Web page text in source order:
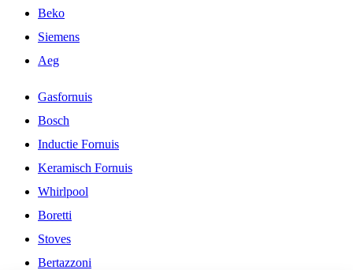
Beko
Siemens
Aeg
Gasfornuis
Bosch
Inductie Fornuis
Keramisch Fornuis
Whirlpool
Boretti
Stoves
Bertazzoni